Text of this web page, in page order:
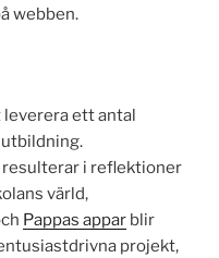
webben.
ett antal
utbildning.
i reflektioner
värld,
Pappas appar blir
projekt,